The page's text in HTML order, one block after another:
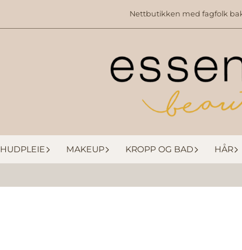
Nettbutikken med fagfolk
HUDPLEIE MAKEUP KROPP OG BAD HÅR